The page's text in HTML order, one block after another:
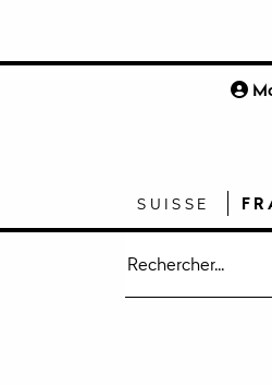
SUISSE
pour
: